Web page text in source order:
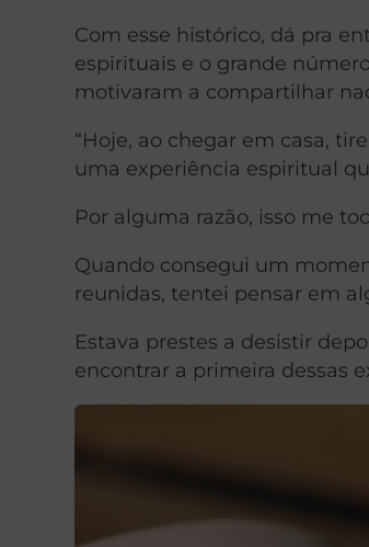
Com esse histórico, dá pra
espirituais e o grande
motivaram a compartilhar
“Hoje, ao chegar em casa,
uma experiência espiritual
Por alguma razão, isso me
Quando consegui um
reunidas, tentei pensar em
Estava prestes a desistir
encontrar a primeira dessas